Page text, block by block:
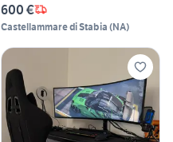
600 €
Castellammare di Stabia (NA)